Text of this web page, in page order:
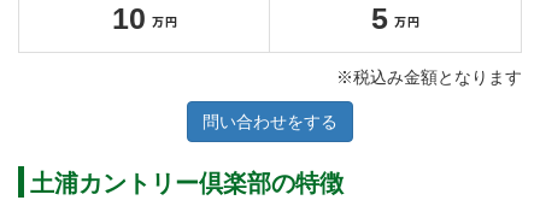
10 5
※税込み金額となります
問い合わせをする
土浦カントリー倶楽部の特徴